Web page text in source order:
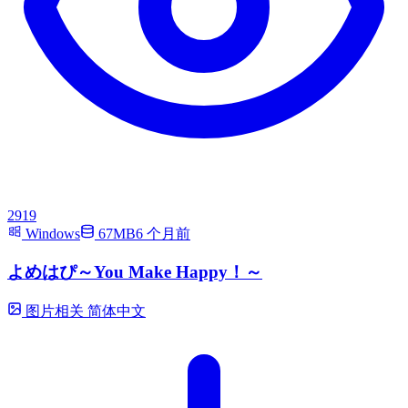
2919
Windows
67MB6 个月前
よめはぴ～You Make Happy！～
图片相关 简体中文